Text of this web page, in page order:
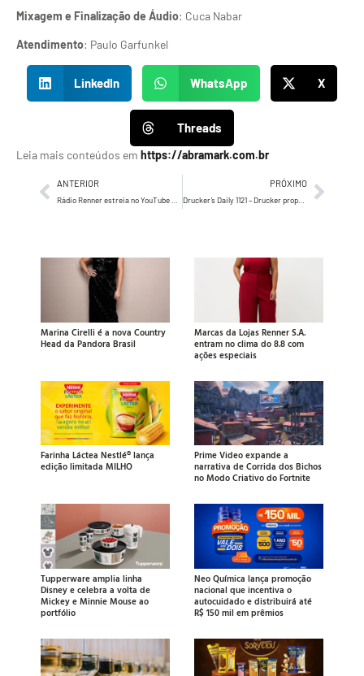
Mixagem e Finalização de Áudio: Cuca Nabar
Atendimento: Paulo Garfunkel
LinkedIn WhatsApp X
Threads
Leia mais conteúdos em https://abramark.com.br
ANTERIOR PRÓXIMO
Drucker’s Daily 1121 – Drucker propõe uma questão a nós todos. Vamos conferir…
Marina Cirelli é a nova Country
Head da Pandora Brasil
Marcas da Lojas Renner S.A.
entram no clima do 8.8 com
ações especiais
Farinha Láctea Nestlé® lança
edição limitada MILHO
Prime Video expande a
narrativa de Corrida dos Bichos
no Modo Criativo do Fortnite
Tupperware amplia linha
Disney e celebra a volta de
Mickey e Minnie Mouse ao
portfólio
Neo Química lança promoção
nacional que incentiva o
autocuidado e distribuirá até
R$ 150 mil em prêmios